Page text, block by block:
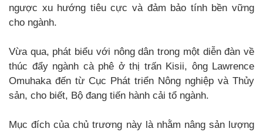
ngược xu hướng tiêu cực và đảm bảo tính bền vững
cho ngành.
Vừa qua, phát biểu với nông dân trong một diễn đàn về
thúc đẩy ngành cà phê ở thị trấn Kisii, ông Lawrence
Omuhaka đến từ Cục Phát triển Nông nghiệp và Thủy
sản, cho biết, Bộ đang tiến hành cải tổ ngành.
Mục đích của chủ trương này là nhằm nâng sản lượng